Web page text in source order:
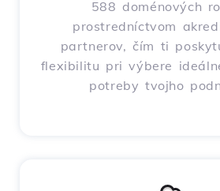
588 doménových
prostredníctvom
partnerov, čím ti
flexibilitu pri výbere
potreby tvojho